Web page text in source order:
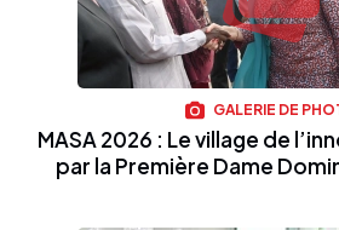
GALERIE DE
MASA 2026 : Le village de
par la Première Dame